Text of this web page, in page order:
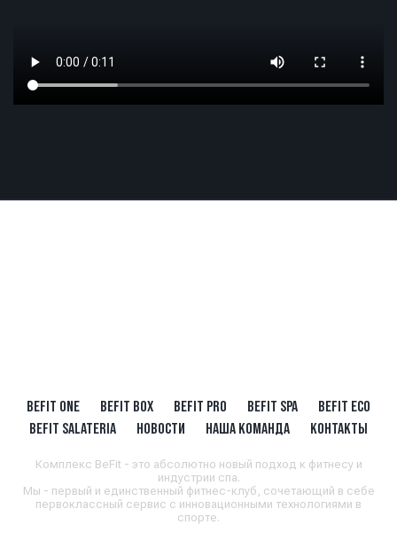
BEFIT ONE BEFIT BOX BEFIT PRO BEFIT SPA
BEFIT ECO
BEFIT SALATERIA
НОВОСТИ НАША КОМАНДА КОНТАКТЫ
Комплекс BeFit - это абсолютно новый подход к фитнесу и
индустрии спа.
Мы - первый и единственный фитнес-клуб, сочетающий в себе
первоклассный сервис с инновационными технологиями в
спорте.